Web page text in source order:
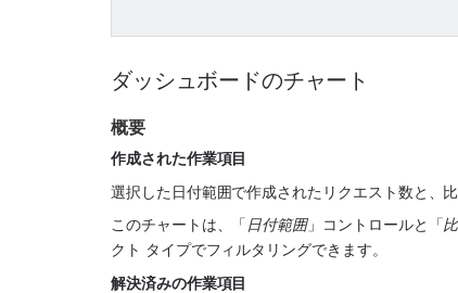
ダッシュボードのチャート
概要
作成された作業項目
選択した日付範囲で作成されたリクエスト数と、
このチャートは、「 日付範囲」コントロールと「
クト タイプでフィルタリングできます。
解決済みの作業項目